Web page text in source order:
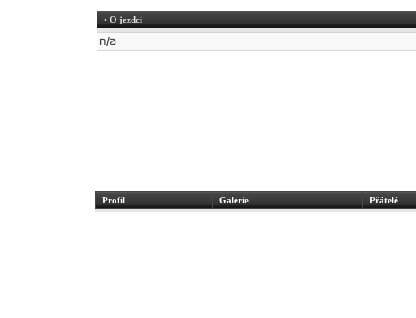
• O jezdci
n/a
Profil Galerie Přátelé